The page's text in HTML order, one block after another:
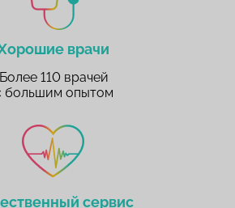
врачи
Более 110 врачей
большим опытом
сервис